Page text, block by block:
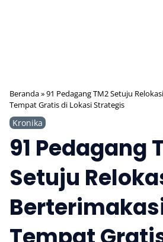
Beranda»91 Pedagang TM2 Setuju
Tempat Gratis di Lokasi Strategis
Kronika
91 Pedagang
Setuju